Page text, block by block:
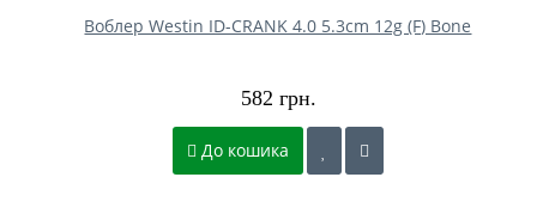
Воблер Westin ID-CRANK 4.0 5.3cm 12g (F) Bone
582 грн.
До кошика